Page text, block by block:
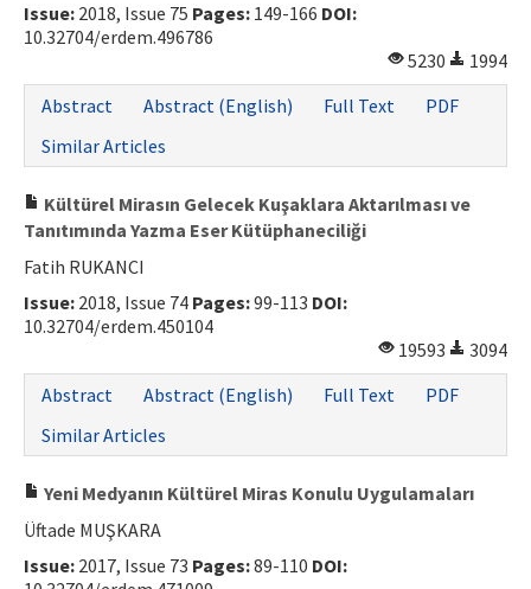
Issue: 2018, Issue 75 Pages: 149-166 DOI:
10.32704/erdem.496786
5230
1994
Abstract
Abstract (English) Full Text
PDF
Similar Articles
Kültürel Mirasın Gelecek Kuşaklara Aktarılması ve
Tanıtımında Yazma Eser Kütüphaneciliği
Fatih RUKANCI
Issue: 2018, Issue 74 Pages:99-113 DOI:
10.32704/erdem.450104
19593
3094
Abstract
Abstract (English) Full Text
PDF
Similar Articles
Yeni Medyanın Kültürel Miras Konulu Uygulamaları
Üftade MUŞKARA
Issue: 2017, Issue 73 Pages:89-110 DOI: